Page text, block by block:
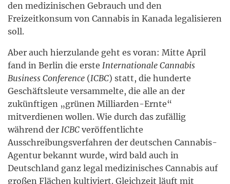
den medizinischen Gebrauch und den
Freizeitkonsum von Cannabis in Kanada legalisieren
soll.
Aber auch hierzulande geht es voran: Mitte April
fand in Berlin die erste Internationale Cannabis
Business Conference (ICBC) statt, die hunderte
Geschäftsleute versammelte, die alle an der
zukünftigen „grünen Milliarden-Ernte“
mitverdienen wollen. Wie durch das zufällig
während der ICBC veröffentlichte
Ausschreibungsverfahren der deutschen Cannabis-
Agentur bekannt wurde, wird bald auch in
Deutschland ganz legal medizinisches Cannabis auf
großen Flächen kultiviert. Gleichzeit läuft mit